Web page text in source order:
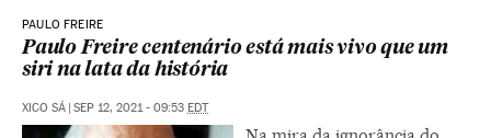
PAULO FREIRE
Paulo Freire centenário está mais vivo que um
siri na lata da história
XICO SÁ SEP 12, 2021 - 09:53 EDT